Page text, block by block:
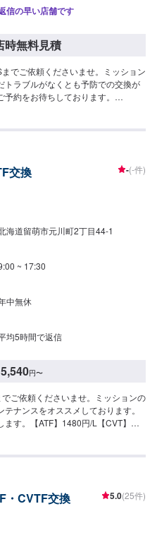
信の早い店舗です
時無料見積
でご依頼くださいませ。ミッション
ラブルがなくとも予防での交換が
約をお待ちしております。
交換 -(-件)
海道留萌市元川町2丁目44-1
~ 17:30
中無休
均5時間で返信
5,540円〜
ご依頼くださいませ。ミッションの
ナンスをオススメしております。
す。【ATF】1480円/L【CVT】
・CVTF交換 5.0(25件)